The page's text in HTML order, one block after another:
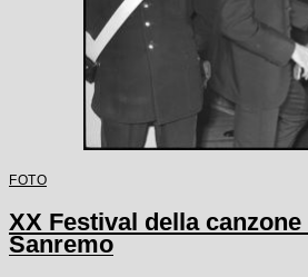
FOTO
XX Festival della
Sanremo